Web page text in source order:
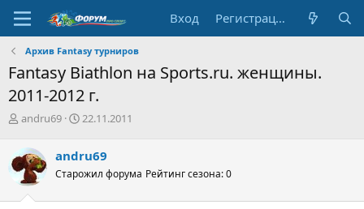
Вход Регистрация
Архив Fantasy турниров
Fantasy Biathlon на Sports.ru. женщины.
2011-2012 г.
А
т
о
р
т
е
andru69
Д
а
н
ч
22.11.2011
andru69
Старожил форума Рейтинг сезона: 0